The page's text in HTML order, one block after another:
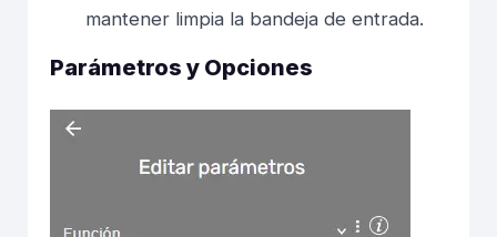
mantener limpia la bandeja de entrada.
Parámetros y Opciones